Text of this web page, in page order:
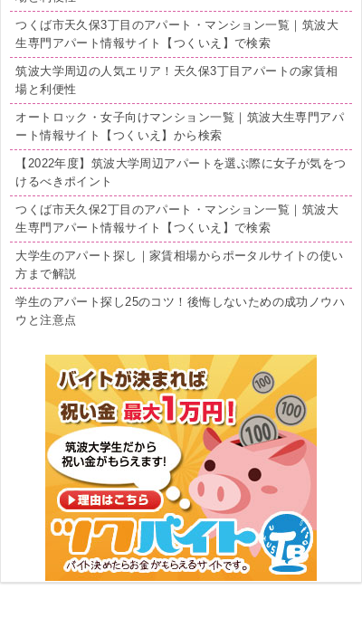
つくば市天久保3丁目のアパート・マンション一覧｜筑波大
生専門アパート情報サイト【つくいえ】で検索
筑波大学周辺の人気エリア！天久保3丁目アパートの家賃相
場と利便性
オートロック・女子向けマンション一覧｜筑波大生専門アパ
ート情報サイト【つくいえ】から検索
【2022年度】筑波大学周辺アパートを選ぶ際に女子が気をつ
けるべきポイント
つくば市天久保2丁目のアパート・マンション一覧｜筑波大
生専門アパート情報サイト【つくいえ】で検索
大学生のアパート探し｜家賃相場からポータルサイトの使い
方まで解説
学生のアパート探し25のコツ！後悔しないための成功ノウハ
ウと注意点